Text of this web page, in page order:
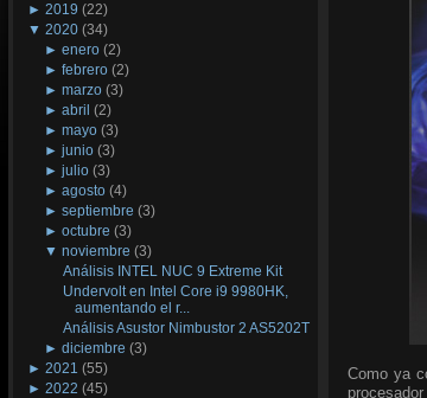
► 2019 (22)
▼ 2020 (34)
►enero (2)
►febrero (2)
►marzo (3)
►abril (2)
►mayo (3)
►junio (3)
►julio (3)
►agosto (4)
►septiembre (3)
►octubre (3)
▼noviembre (3)
Análisis INTEL NUC 9 Extreme Kit
Undervolt en Intel Core i9 9980HK,
aumentando el r...
Análisis Asustor Nimbustor 2 AS5202T
►diciembre (3)
► 2021 (55)
► 2022 (45)
Como ya